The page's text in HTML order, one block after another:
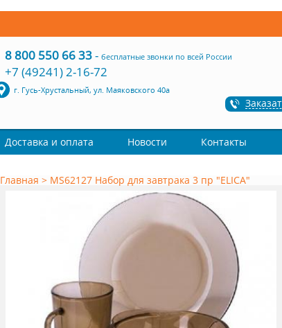
8 800 550 66 33- бесплатные звонки по всей России
+7 (49241) 2-16-72
г. Гусь-Хрустальный, ул. Маяковского 40а
Доставка и оплата Новости Контакты
Главная > MS62127 Набор для завтрака 3 пр "ELICA"